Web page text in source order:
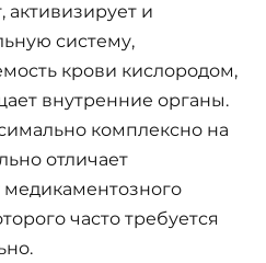
активизирует и
систему,
крови кислородом,
внутренние органы.
комплексно на
отличает
медикаментозного
часто требуется